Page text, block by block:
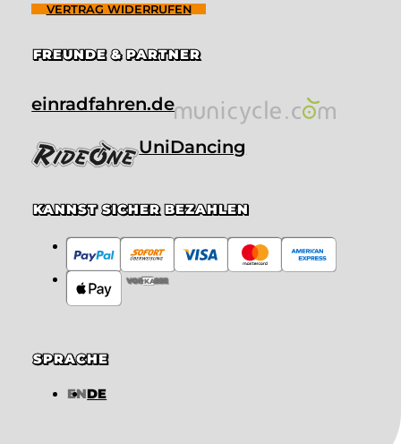
VERTRAG WIDERRUFEN
FREUNDE & PARTNER
einradfahren.de
UniDancing
KANNST SICHER BEZAHLEN
VORKASSE
SPRACHE
ENDE